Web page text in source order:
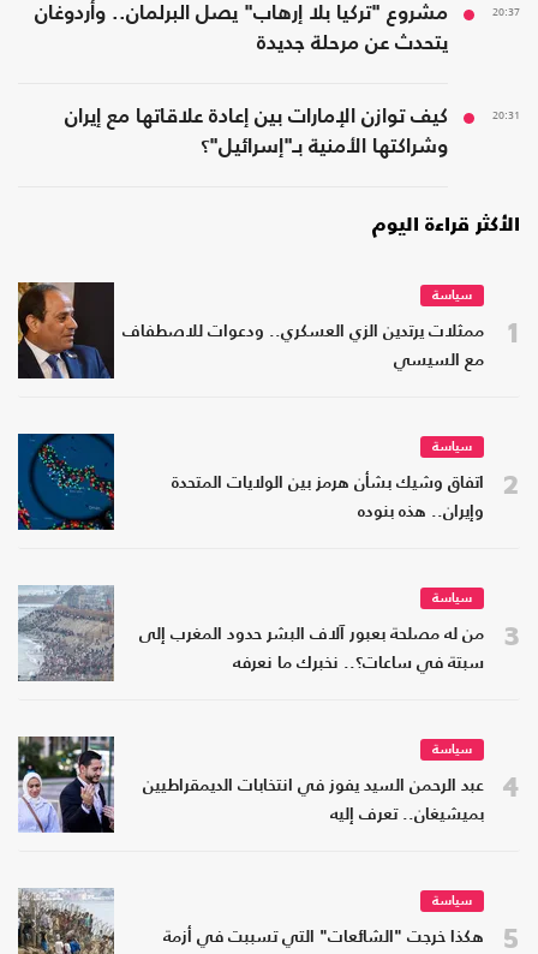
20:37
مشروع "تركيا بلا إرهاب" يصل البرلمان.. وأردوغان
يتحدث عن مرحلة جديدة
20:31
كيف توازن الإمارات بين إعادة علاقاتها مع إيران
وشراكتها الأمنية بـ"إسرائيل"؟
الأكثر قراءة اليوم
1
سياسة
ممثلات يرتدين الزي العسكري.. ودعوات للاصطفاف
مع السيسي
2
سياسة
اتفاق وشيك بشأن هرمز بين الولايات المتحدة
وإيران.. هذه بنوده
3
سياسة
من له مصلحة بعبور آلاف البشر حدود المغرب إلى
سبتة في ساعات؟.. نخبرك ما نعرفه
4
سياسة
عبد الرحمن السيد يفوز في انتخابات الديمقراطيين
بميشيغان.. تعرف إليه
5
سياسة
هكذا خرجت "الشائعات" التي تسببت في أزمة